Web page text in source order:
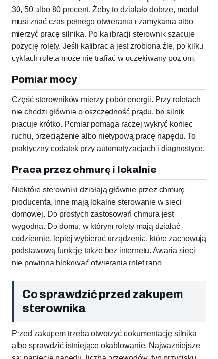
30, 50 albo 80 procent. Żeby to działało dobrze, moduł
musi znać czas pełnego otwierania i zamykania albo
mierzyć pracę silnika. Po kalibracji sterownik szacuje
pozycję rolety. Jeśli kalibracja jest zrobiona źle, po kilku
cyklach roleta może nie trafiać w oczekiwany poziom.
Pomiar mocy
Część sterowników mierzy pobór energii. Przy roletach
nie chodzi głównie o oszczędność prądu, bo silnik
pracuje krótko. Pomiar pomaga raczej wykryć koniec
ruchu, przeciążenie albo nietypową pracę napędu. To
praktyczny dodatek przy automatyzacjach i diagnostyce.
Praca przez chmurę i lokalnie
Niektóre sterowniki działają głównie przez chmurę
producenta, inne mają lokalne sterowanie w sieci
domowej. Do prostych zastosowań chmura jest
wygodna. Do domu, w którym rolety mają działać
codziennie, lepiej wybierać urządzenia, które zachowują
podstawową funkcję także bez internetu. Awaria sieci
nie powinna blokować otwierania rolet rano.
Co sprawdzić przed zakupem
sterownika
Przed zakupem trzeba otworzyć dokumentację silnika
albo sprawdzić istniejące okablowanie. Najważniejsze